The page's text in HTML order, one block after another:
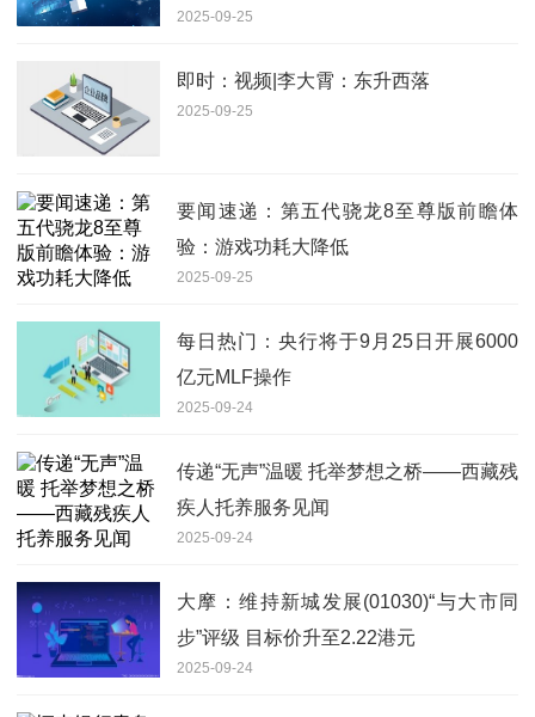
2025-09-25
即时：视频|李大霄：东升西落
2025-09-25
要闻速递：第五代骁龙8至尊版前瞻体
验：游戏功耗大降低
2025-09-25
每日热门：央行将于9月25日开展6000
亿元MLF操作
2025-09-24
传递“无声”温暖 托举梦想之桥——西藏残
疾人托养服务见闻
2025-09-24
大摩：维持新城发展(01030)“与大市同
步”评级 目标价升至2.22港元
2025-09-24